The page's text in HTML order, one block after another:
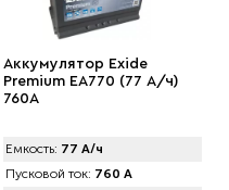
Аккумулятор Exide
Premium EA770 (77 А/ч)
760A
Емкость: 77 А/ч
Пусковой ток: 760 А